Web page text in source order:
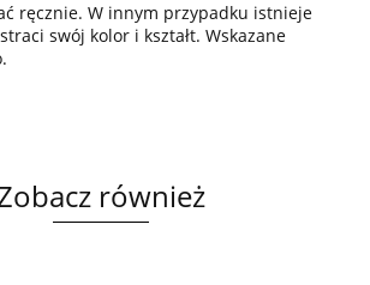
ręcznie. W innym przypadku istnieje
swój kolor i kształt. Wskazane
również